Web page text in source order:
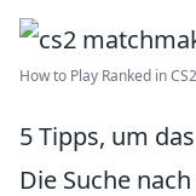
How to Play Ranked in
5 Tipps, um
Die Suche